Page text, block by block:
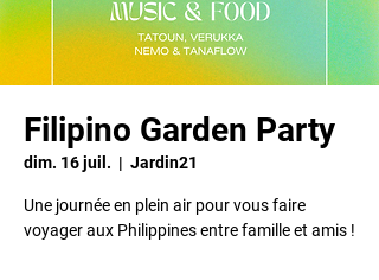
Filipino Garden Party
dim. 16 juil.
  |
Jardin21
Une journée en plein air pour vous faire
voyager aux Philippines entre famille et amis !